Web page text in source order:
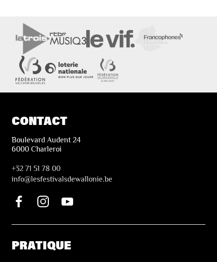
CONTACT
Boulevard Audent 24
6000 Charleroi
+32 71 51 78 00
info@lesfestivalsdewallonie.be
PRATIQUE